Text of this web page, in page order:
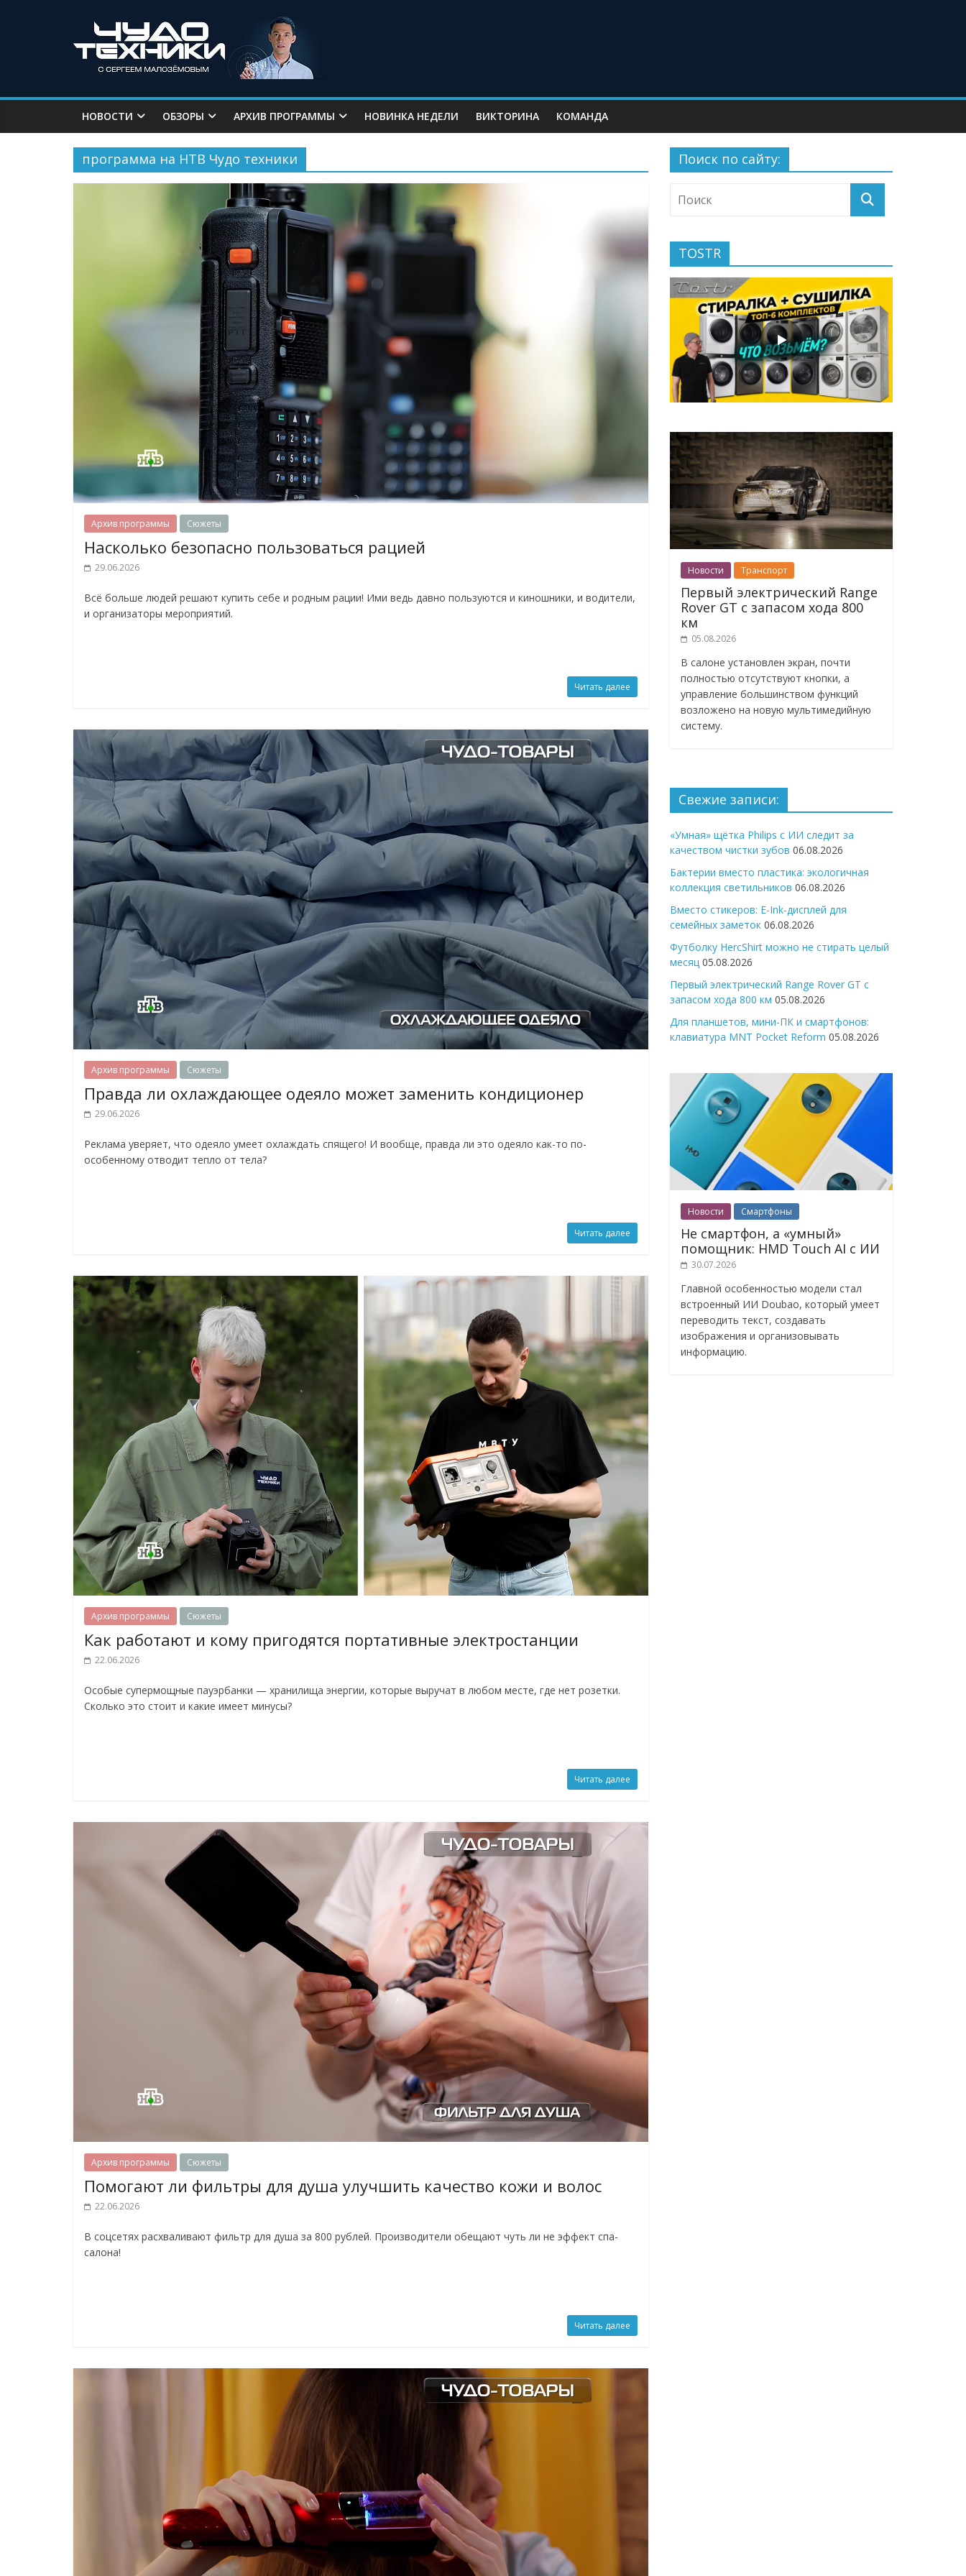
НОВОСТИ ОБЗОРЫ АРХИВ ПРОГРАММЫ НОВИНКА НЕДЕЛИ ВИКТОРИНА КОМАНДА
программа на НТВ Чудо техники
Архив программы Сюжеты
Насколько безопасно пользоваться рацией
29.06.2026
Всё больше людей решают купить себе и родным рации! Ими ведь давно пользуются и киношники, и водители,
и организаторы мероприятий.
Читать далее
Архив программы Сюжеты
Правда ли охлаждающее одеяло может заменить кондиционер
29.06.2026
Реклама уверяет, что одеяло умеет охлаждать спящего! И вообще, правда ли это одеяло как-то по-
особенному отводит тепло от тела?
Читать далее
Архив программы Сюжеты
Как работают и кому пригодятся портативные электростанции
22.06.2026
Особые супермощные пауэрбанки — хранилища энергии, которые выручат в любом месте, где нет розетки.
Сколько это стоит и какие имеет минусы?
Читать далее
Архив программы Сюжеты
Помогают ли фильтры для душа улучшить качество кожи и волос
22.06.2026
В соцсетях расхваливают фильтр для душа за 800 рублей. Производители обещают чуть ли не эффект спа-
салона!
Читать далее
Поиск по сайту:
TOSTR
Новости Транспорт
Первый электрический Range
Rover GT с запасом хода 800
км
05.08.2026
В салоне установлен экран, почти
полностью отсутствуют кнопки, а
управление большинством функций
возложено на новую мультимедийную
систему.
Свежие записи:
«Умная» щётка Philips с ИИ следит за
качеством чистки зубов 06.08.2026
Бактерии вместо пластика: экологичная
коллекция светильников 06.08.2026
Вместо стикеров: E-Ink-дисплей для
семейных заметок 06.08.2026
Футболку HercShirt можно не стирать целый
месяц 05.08.2026
Первый электрический Range Rover GT с
запасом хода 800 км 05.08.2026
Для планшетов, мини-ПК и смартфонов:
клавиатура MNT Pocket Reform 05.08.2026
Новости Смартфоны
Не смартфон, а «умный»
помощник: HMD Touch AI с ИИ
30.07.2026
Главной особенностью модели стал
встроенный ИИ Doubao, который умеет
переводить текст, создавать
изображения и организовывать
информацию.